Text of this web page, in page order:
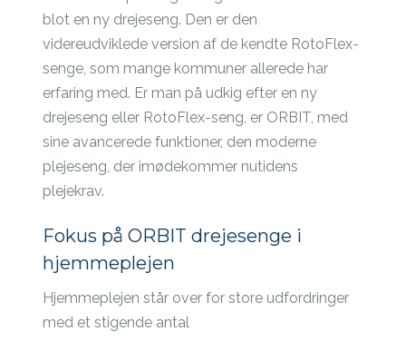
blot en ny drejeseng. Den er den
videreudviklede version af de kendte RotoFlex-
senge, som mange kommuner allerede har
erfaring med. Er man på udkig efter en ny
drejeseng eller RotoFlex-seng, er ORBIT, med
sine avancerede funktioner, den moderne
plejeseng, der imødekommer nutidens
plejekrav.
Fokus på ORBIT drejesenge i
hjemmeplejen
Hjemmeplejen står over for store udfordringer
med et stigende antal